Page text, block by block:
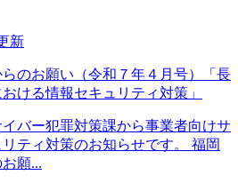
新
のお願い（令和７年４月号）「長
ける情報セキュリティ対策」
バー犯罪対策課から事業者向けサ
ティ対策のお知らせです。 福岡
願...